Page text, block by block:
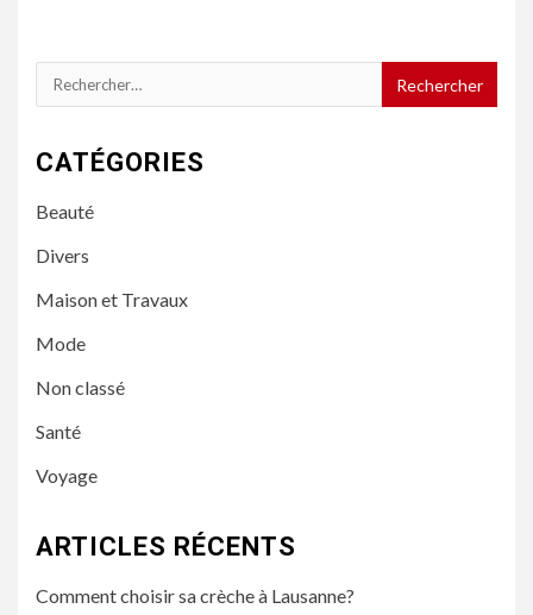
Rechercher :
CATÉGORIES
Beauté
Divers
Maison et Travaux
Mode
Non classé
Santé
Voyage
ARTICLES RÉCENTS
Comment choisir sa crèche à Lausanne?